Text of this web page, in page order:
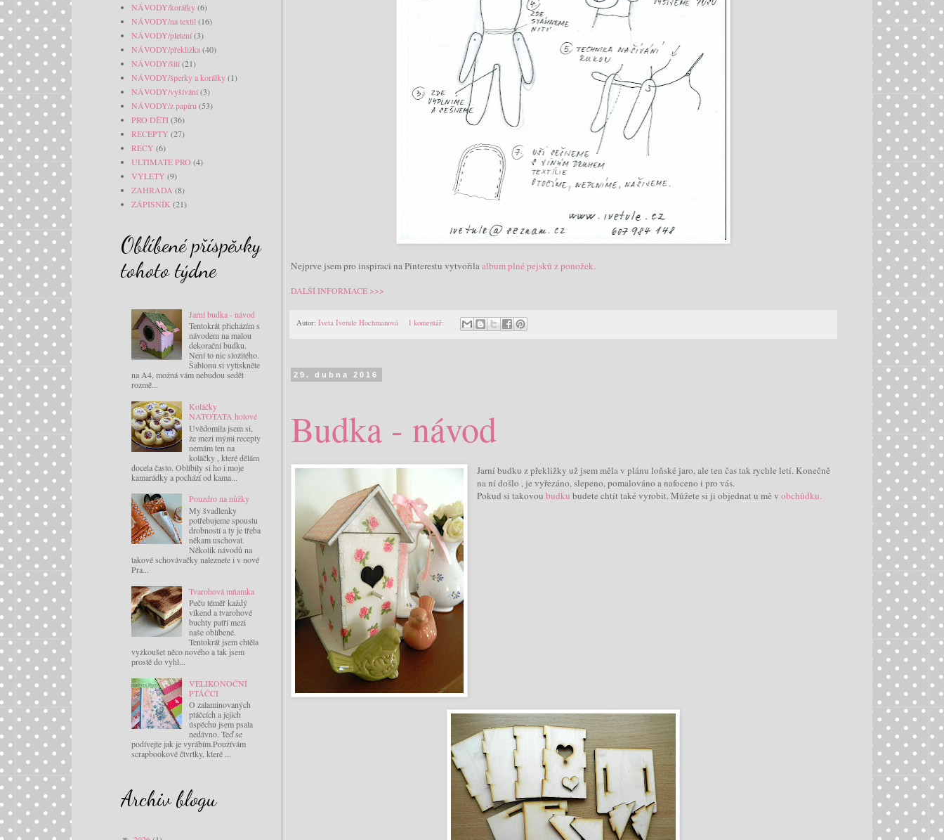
Nejprve jsem pro inspiraci na Pinterestu vytvořila album plné pejsků z ponožek.
DALŠÍ INFORMACE >>>
Autor: Iveta Ivetule Hochmanová 1 komentář:
29. dubna 2016
Budka - návod
Jarní budku z překližky už jsem měla v plánu loňské jaro, ale ten čas tak rychle letí. Konečně
na ní došlo , je vyřezáno, slepeno, pomalováno a nafoceno i pro vás.
Pokud si takovoubudku budete chtít také vyrobit. Můžete si ji objednat u mě v obchůdku.
NÁVODY/korálky(6)
NÁVODY/na textil (16)
NÁVODY/pletení(3)
NÁVODY/překližka(40)
NÁVODY/šití(21)
NÁVODY/šperky a korálky(1)
NÁVODY/vyšívání(3)
NÁVODY/z papíru (53)
PRO DĚTI(36)
RECEPTY (27)
RECY (6)
ULTIMATE PRO (4)
VÝLETY (9)
ZAHRADA (8)
ZÁPISNÍK (21)
Oblíbené příspěvky
tohoto týdne
Jarní budka - návod
Tentokrát přicházím s
návodem na malou
dekorační budku.
Není to nic složitého.
Šablonu si vytiskněte
na A4, možná vám nebudou sedět
rozmě...
Koláčky
NATOTATA hotové
Uvědomila jsem si,
že mezi mými recepty
nemám ten na
koláčky , které dělám
docela často. Oblíbily si ho i moje
kamarádky a pochází od kama...
Pouzdro na nůžky
My švadlenky
potřebujeme spoustu
drobností a ty je třeba
někam uschovat.
Několik návodů na
takové schovávačky naleznete i v nové
Pra...
Tvarohová mňamka
Peču téměř každý
víkend a tvarohové
buchty patří mezi
naše oblíbené.
Tentokrát jsem chtěla
vyzkoušet něco nového a tak jsem
prostě do vyhl...
VELIKONOČNÍ
PTÁČCI
O zalaminovaných
ptáčcích a jejich
úspěchu jsem psala
nedávno. Teď se
podívejte jak je vyrábím.Používám
scrapbookové čtvrtky, které ...
Archiv blogu